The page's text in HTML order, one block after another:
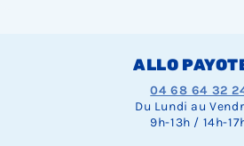
ALLO
04 68 64 32
Du Lundi au
9h-13h / 14h-